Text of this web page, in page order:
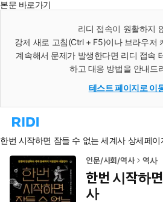
본문 바로가기
리디 접속이 원활하지
강제 새로 고침(Ctrl + F5)이나 브라우저
계속해서 문제가 발생한다면 리디 접속
하고 대응 방법을 안내드
테스트 페이지로 이
리
홈
로
이
동
한번 시작하면 잠들 수 없는 세계사 상세페이
인문/사회/역사 역사
한번 시작하
사